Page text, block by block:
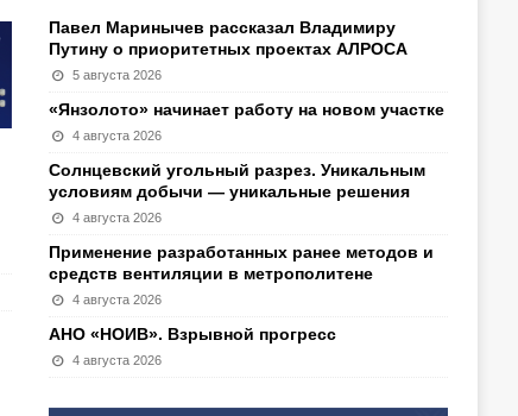
Павел Маринычев рассказал Владимиру
Путину о приоритетных проектах АЛРОСА
5 августа 2026
«Янзолото» начинает работу на новом участке
4 августа 2026
Солнцевский угольный разрез. Уникальным
условиям добычи — уникальные решения
4 августа 2026
Применение разработанных ранее методов и
средств вентиляции в метрополитене
4 августа 2026
АНО «НОИВ». Взрывной прогресс
4 августа 2026